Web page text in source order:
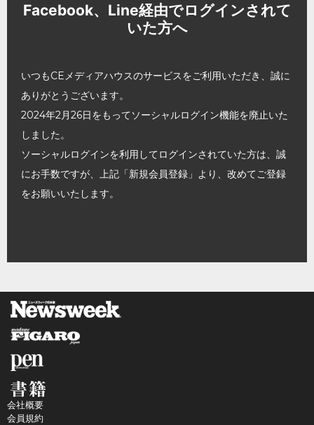
Facebook、Line経由でログインされて
いた方へ
いつもCEメディアハウスのサービスをご利用いただき、誠に
ありがとうございます。
2024年2月26日をもってソーシャルログイン機能を廃止いた
しました。
ソーシャルログインを利用してログインされていた方は、誠
にお手数ですが、上記「新規会員登録」より、改めてご登録
をお願いいたします。
会社概要
会員規約